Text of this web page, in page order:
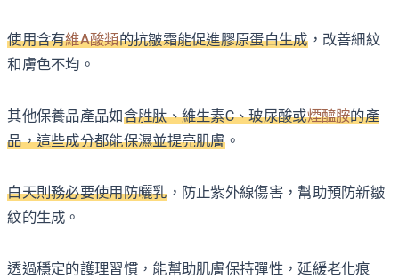
使用含有維A酸類的抗皺霜能促進膠原蛋白生成，改善細紋
和膚色不均。
其他保養品產品如含胜肽、維生素C、玻尿酸或煙醯胺的產
品，這些成分都能保濕並提亮肌膚。
白天則務必要使用防曬乳，防止紫外線傷害，幫助預防新皺
紋的生成。
透過穩定的護理習慣，能幫助肌膚保持彈性，延緩老化痕